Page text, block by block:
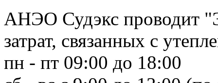
АНЭО Судэкс проводит
затрат, связанных с
пн - пт 09:00 до 18:00